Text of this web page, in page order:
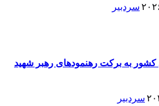
سردبیر
به برکت رهنمودهای رهبر شهید
سردبیر